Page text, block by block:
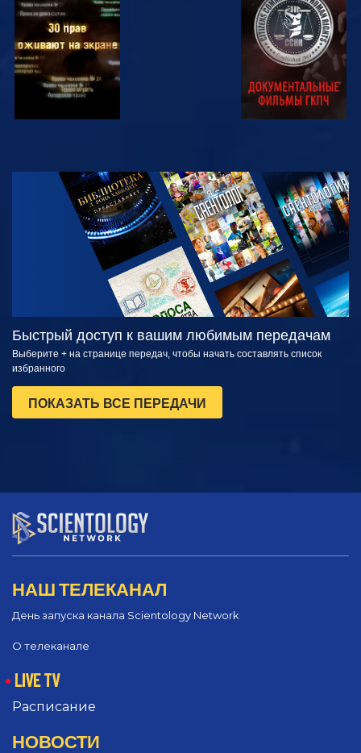
СМОТРЕТЬ СМОТРЕТЬ
СМОТРЕТЬ
СМОТРЕТЬ
ПЕРЕДАЧИ
Быстрый доступ к вашим любимым передачам
Выберите + на странице передач, чтобы начать составлять список
избранного
ПОКАЗАТЬ ВСЕ ПЕРЕДАЧИ
НАШ ТЕЛЕКАНАЛ
День запуска канала Scientology Network
О телеканале
LIVE TV
Расписание
НОВОСТИ